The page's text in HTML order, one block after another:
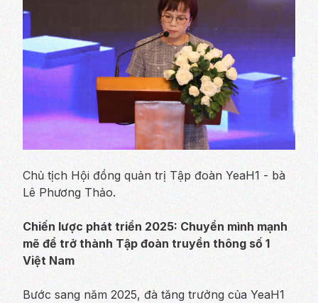
Chủ tịch Hội đồng quản trị Tập đoàn YeaH1 - bà
Lê Phương Thảo.
Chiến lược phát triển 2025: Chuyển mình mạnh
mẽ để trở thành Tập đoàn truyền thông số 1
Việt Nam
Bước sang năm 2025, đà tăng trưởng của YeaH1